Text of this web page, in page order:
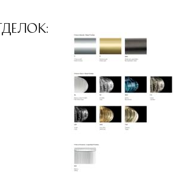
и Азии
база для
региона
—
хаб для европейского рынка
сегмента
— расширенная